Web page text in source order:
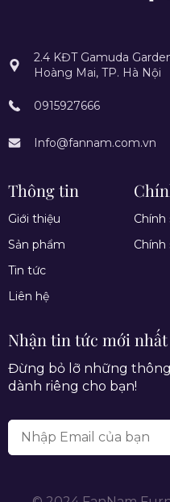
2.4 KĐT Gamuda
Hoàng Mai, TP. Hà Nội
0915927666
Info@fannam.com.vn
Thông tin
Giới thiệu
Sản phẩm
Tin tức
Liên hệ
Chính
Nhận tin tức mới nhất
Đừng bỏ lỡ những
dành riêng cho bạn!